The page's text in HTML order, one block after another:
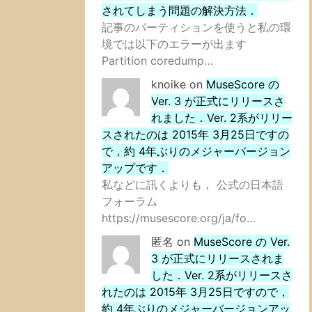
されてしまう問題の解決方法．
記事のパーティションを使うと私の環
境では以下のエラーが出ます
Partition coredump…
knoike on MuseScore の
Ver. 3 が正式にリリースさ
れました．Ver. 2系がリリー
スされたのは 2015年 3月25日ですの
で，約 4年ぶりのメジャーバージョン
アップです．
私などに訊くよりも， 公式の日本語
フォーラム
https://musescore.org/ja/fo…
匿名 on MuseScore の Ver.
3 が正式にリリースされま
した．Ver. 2系がリリースさ
れたのは 2015年 3月25日ですので，
約 4年ぶりのメジャーバージョンアッ